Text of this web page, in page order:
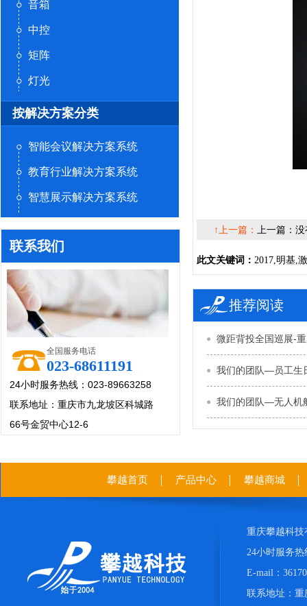
↑上一篇： 上一篇：
此文关键词： 2017,明基,
推荐阅读
微距背投全国巡展-
我们的团队—员工生
我们的团队—无人机
音箱
中控
矩阵
灯光
按解决方案分类
智能会议解决方案系统
教育行业解决方案系统
智慧展示解决方案系统
联系我们
全国服务电话
023-68611191
24小时服务热线：023-89663258
联系地址：重庆市九龙坡区科城路
66号金贸中心12-6
攀越首页 产品中心 攀越商城
重庆攀越科技
24小时服务热
E-mail：
联系地址：重